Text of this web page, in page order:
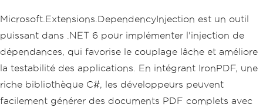
Microsoft.Extensions.DependencyInjection est un outil
puissant dans .NET 6 pour implémenter l'injection de
dépendances, qui favorise le couplage lâche et améliore
la testabilité des applications. En intégrant IronPDF, une
riche bibliothèque C#, les développeurs peuvent
facilement générer des documents PDF complets avec